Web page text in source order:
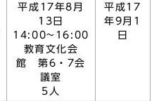
平成17年8月
13日
14:00~16:00
教育文化会
館 第6・7会
議室
5人
平成17
年9月1
日